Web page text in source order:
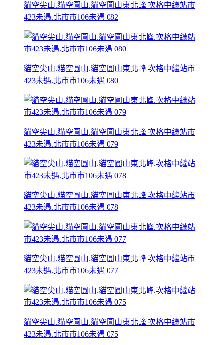
貓空尖山.貓空圓山.貓空圓山東北峰.次格中繼站市
423未遇.北市市106未遇 082
貓空尖山.貓空圓山.貓空圓山東北峰.次格中繼站市
423未遇.北市市106未遇 080
貓空尖山.貓空圓山.貓空圓山東北峰.次格中繼站市
423未遇.北市市106未遇 079
貓空尖山.貓空圓山.貓空圓山東北峰.次格中繼站市
423未遇.北市市106未遇 078
貓空尖山.貓空圓山.貓空圓山東北峰.次格中繼站市
423未遇.北市市106未遇 077
貓空尖山.貓空圓山.貓空圓山東北峰.次格中繼站市
423未遇.北市市106未遇 075